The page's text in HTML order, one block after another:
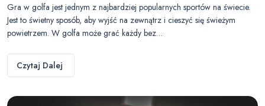
Gra w golfa jest jednym z najbardziej popularnych sportów na świecie.
Jest to świetny sposób, aby wyjść na zewnątrz i cieszyć się świeżym
powietrzem. W golfa może grać każdy bez…
Czytaj Dalej